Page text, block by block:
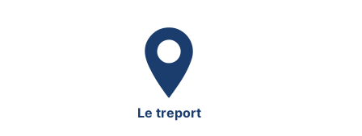
Le treport